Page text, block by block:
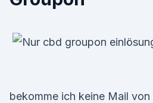
bekomme ich keine Mail